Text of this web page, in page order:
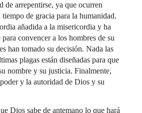
de arrepentirse, ya que ocurren
tiempo de gracia para la humanidad.
añadida a la misericordia y ha
convencer a los hombres de su
han tomado su decisión. Nada las
plagas están diseñadas para que
nombre y su justicia. Finalmente,
y la autoridad de Dios y su
Dios sabe de antemano lo que hará